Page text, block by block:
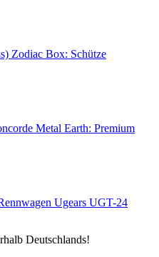
Zodiac Box: Schütze
Metal Earth: Premium
Ugears UGT-24
Deutschlands!